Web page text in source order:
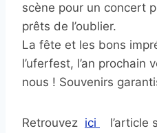
scène pour un concert
prêts de l’oublier.
La fête et les bons
l’uferfest, l’an prochain
nous ! Souvenirs
Retrouvez ici
l’article